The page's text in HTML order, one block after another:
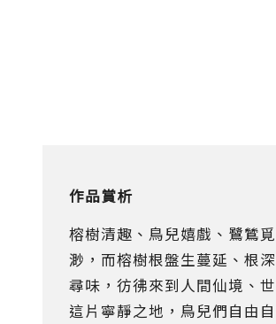
作品賞析
榕樹清趣、鳥兒嬉戲、鷺鷥
渺，而榕樹根盤生蔓延、根
尋味，彷彿來到人間仙境、
這片寧靜之地，鳥兒們自由